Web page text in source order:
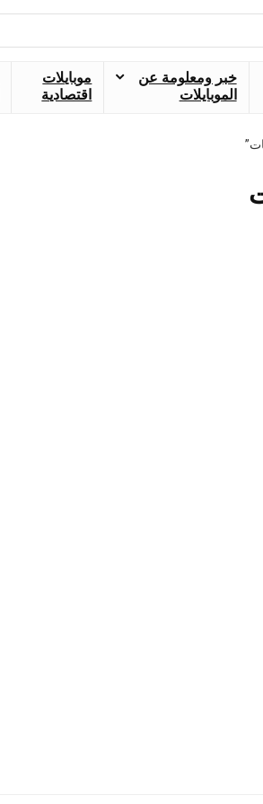
خبر ومعلومة عن
الموبايلات
موبايلات
اقتصادية